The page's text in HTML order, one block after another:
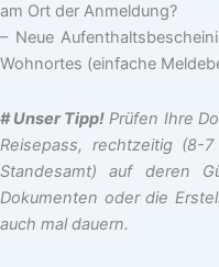
am Ort der Anmeldung?
– Neue
Wohnortes (einfache
# Unser Tipp! Prüfen Ihre
Reisepass, rechtzeitig (8-
Standesamt) auf deren
Dokumenten oder die
auch mal dauern.